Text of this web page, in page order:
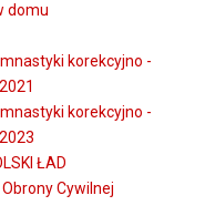
domu
korekcyjno -
korekcyjno -
ŁAD
Cywilnej